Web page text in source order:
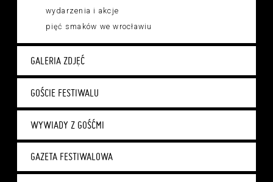
wydarzenia i akcje
pięć smaków we wrocławiu
GALERIA ZDJĘĆ
GOŚCIE FESTIWALU
WYWIADY Z GOŚĆMI
GAZETA FESTIWALOWA